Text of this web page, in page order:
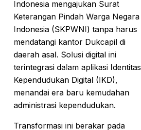
Indonesia mengajukan Surat
Keterangan Pindah Warga Negara
Indonesia (SKPWNI) tanpa harus
mendatangi kantor Dukcapil di
daerah asal. Solusi digital ini
terintegrasi dalam aplikasi Identitas
Kependudukan Digital (IKD),
menandai era baru kemudahan
administrasi kependudukan.
Transformasi ini berakar pada